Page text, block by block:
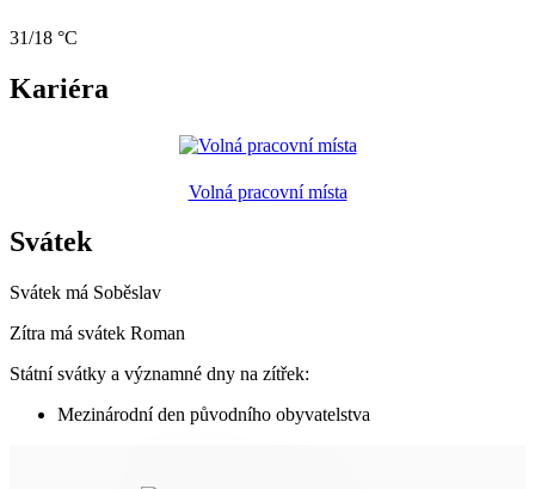
31/18 °C
Kariéra
Volná pracovní místa
Svátek
Svátek má Soběslav
Zítra má svátek Roman
Státní svátky a významné dny na zítřek:
Mezinárodní den původního obyvatelstva